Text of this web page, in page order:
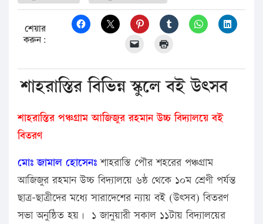
শেয়ার
করুন:
শাহরাস্তির বিভিন্ন স্কুলে বই উৎসব
শাহরাস্তির পঞ্চগ্রাম আজিজুর রহমান উচ্চ বিদ্যালয়ে বই
বিতরণ
মোঃ জামাল হোসেনঃ শাহরাস্তি পৌর শহরের পঞ্চগ্রাম
আজিজুর রহমান উচ্চ বিদ্যালয়ে ৬ষ্ঠ থেকে ১০ম শ্রেণী পর্যন্ত
ছাত্র-ছাত্রীদের মধ্যে সারাদেশের ন্যায় বই (উৎসব) বিতরণ
সভা অনুষ্ঠিত হয়। ১ জানুয়ারী সকাল ১১টায় বিদ্যালয়ের